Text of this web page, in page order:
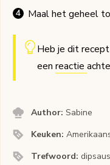
Maal het geheel
Heb je dit
een reactie
Author:Sabine
Keuken:
Trefwoord: